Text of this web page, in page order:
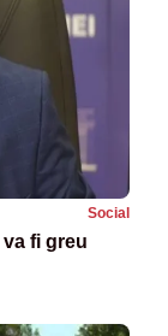
Social
fi greu